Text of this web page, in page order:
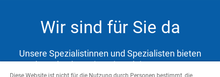
Wir sind für Sie da
Unsere Spezialistinnen und Spezialisten bieten
Ihnen hochwertige Dienstleistungen zur
Diese Website ist nicht für die Nutzung durch Personen bestimmt, die